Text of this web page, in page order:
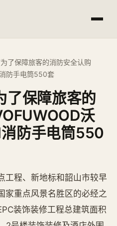
了保障旅客的消防安全认购
防手电筒550套
了保障旅客的
沃
防手电筒550
工程、新地标和韶山市较早
家重点风景名胜区的必经之
装饰装修工程总建筑面积